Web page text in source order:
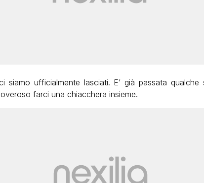
siamo ufficialmente lasciati. E’ già passata qualche
farci una chiacchera insieme.